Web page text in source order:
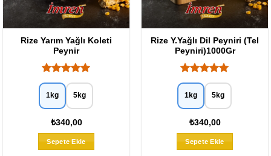
Rize Yarım Yağlı Koleti
Peynir
5 üzerinden
5oy aldı
1kg 5kg
₺340,00
Sepete Ekle
Bu
Rize Y.Yağlı Dil Peyniri (Tel
Peyniri)1000Gr
5 üzerinden
5oy aldı
1kg 5kg
₺340,00
Sepete Ekle
Bu